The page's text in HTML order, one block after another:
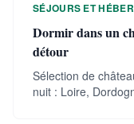
SÉJOURS ET
Dormir dans un
détour
Sélection de
nuit : Loire,